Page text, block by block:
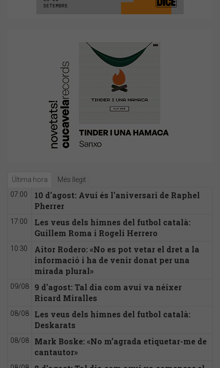
Última hora Més llegit
07:00
10 d'agost: Avui és l'aniversari de Raphel
Pherrer
17:00
Les veus dels himnes del futbol català:
Guillem Roma i Rogeli Herrero
10:30
Aitor Rodero: «No es pot vetar el dret a la
informació i ha de venir donat per una
mirada plural»
09/08
9 d'agost: Tal dia com avui va néixer
Ricard Miralles
08/08
Les veus dels himnes del futbol català:
Deskarats
08/08
Mark Boske: «No m’agrada etiquetar-me de
cantautor»